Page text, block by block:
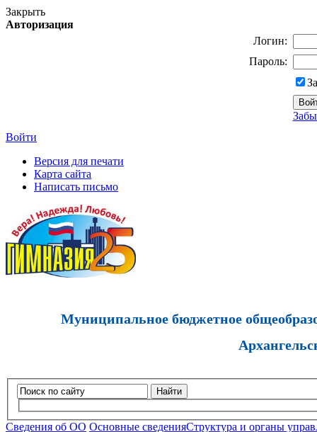
Закрыть
Авторизация
Логин:
Пароль:
Войти
Версия для печати
Карта сайта
Написать письмо
Муниципальное бюджетное
Найти
Сведения об ОО Основные сведенияСтруктура и органы